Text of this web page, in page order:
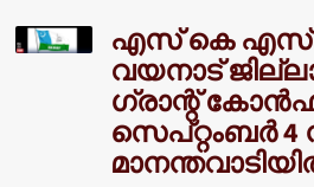
എസ് കെ
വയനാട്
ഗ്രാന്റ്
സെപ്റ്റംബർ 4